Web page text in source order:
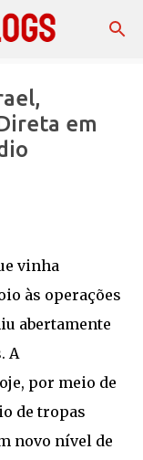
em
vinha
às operações
abertamente
A
por meio de
de tropas
novo nível de